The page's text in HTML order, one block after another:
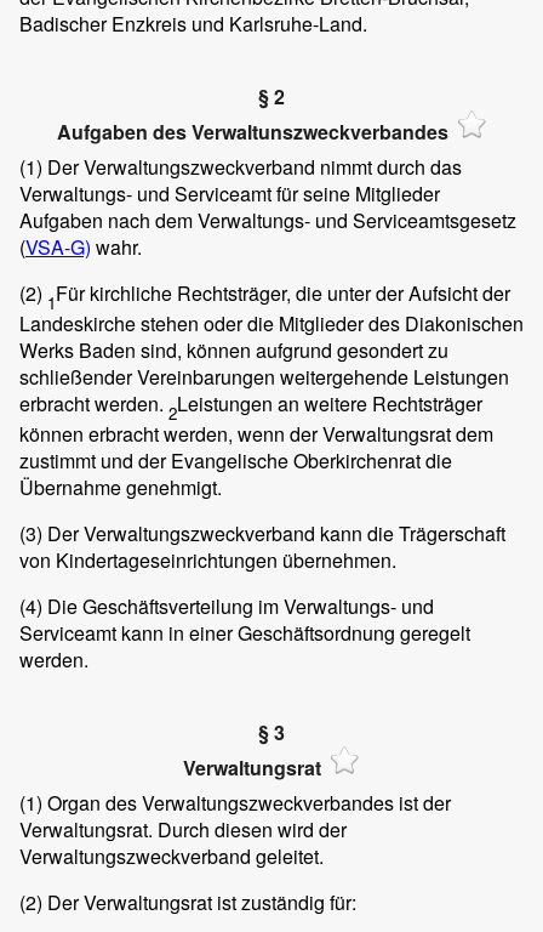
Badischer Enzkreis und Karlsruhe-Land.
§ 2
Aufgaben des Verwaltunszweckverbandes
(1) Der Verwaltungszweckverband nimmt durch das
Verwaltungs- und Serviceamt für seine Mitglieder
Aufgaben nach dem Verwaltungs- und Serviceamtsgesetz
(VSA-G) wahr.
(2) 1Für kirchliche Rechtsträger, die unter der Aufsicht der
Landeskirche stehen oder die Mitglieder des Diakonischen
Werks Baden sind, können aufgrund gesondert zu
schließender Vereinbarungen weitergehende Leistungen
erbracht werden. 2Leistungen an weitere Rechtsträger
können erbracht werden, wenn der Verwaltungsrat dem
zustimmt und der Evangelische Oberkirchenrat die
Übernahme genehmigt.
(3) Der Verwaltungszweckverband kann die Trägerschaft
von Kindertageseinrichtungen übernehmen.
(4) Die Geschäftsverteilung im Verwaltungs- und
Serviceamt kann in einer Geschäftsordnung geregelt
werden.
§ 3
Verwaltungsrat
(1) Organ des Verwaltungszweckverbandes ist der
Verwaltungsrat. Durch diesen wird der
Verwaltungszweckverband geleitet.
(2) Der Verwaltungsrat ist zuständig für: